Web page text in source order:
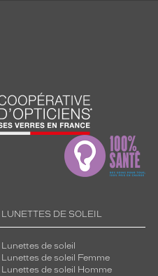
LUNETTES DE SOLEIL
Lunettes de soleil
Lunettes de soleil Femme
Lunettes de soleil Homme